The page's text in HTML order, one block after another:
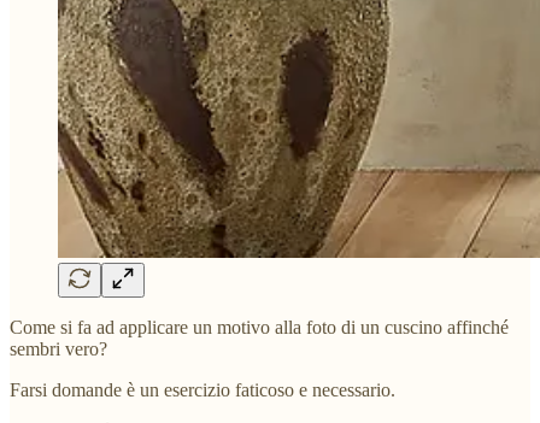
Come si fa ad applicare un motivo alla foto di un cuscino affinché
sembri vero?
Farsi domande è un esercizio faticoso e necessario.